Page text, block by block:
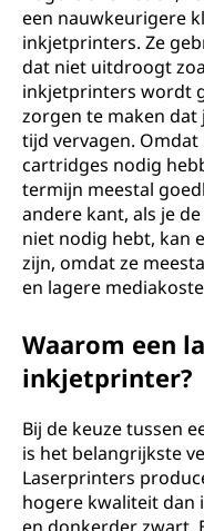
een nauwkeurigere
inkjetprinters. Ze
dat niet uitdroogt
inkjetprinters wordt
zorgen te maken
tijd vervagen.
cartridges nodig
termijn meestal
andere kant, als je
niet nodig hebt, kan
zijn, omdat ze
en lagere
Waarom een
inkjetprinter?
Bij de keuze tussen
is het belangrijkste
Laserprinters
hogere kwaliteit dan